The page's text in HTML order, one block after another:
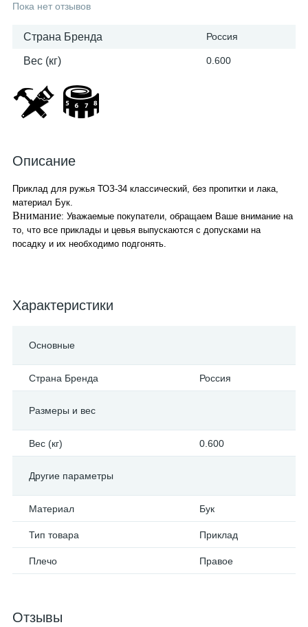
Пока нет отзывов
Страна Бренда Россия
Вес (кг) 0.600
Описание
Приклад для ружья ТОЗ-34 классический, без пропитки и лака,
материал Бук.
Внимание: Уважаемые покупатели, обращаем Ваше внимание на
то, что все приклады и цевья выпускаются с допусками на
посадку и их необходимо подгонять.
Характеристики
Основные
Страна Бренда Россия
Размеры и вес
Вес (кг) 0.600
Другие параметры
Материал Бук
Тип товара Приклад
Плечо Правое
Отзывы